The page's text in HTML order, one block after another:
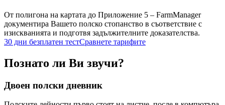
От полигона на картата до Приложение 5 – FarmManager
документира Вашето полско стопанство в съответствие с
изискванията и подготвя задължителните доказателства.
30 дни безплатен тестСравнете тарифите
Познато ли Ви звучи?
Двоен полски дневник